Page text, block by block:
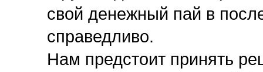
свой денежный пай в
справедливо.
Нам предстоит принять